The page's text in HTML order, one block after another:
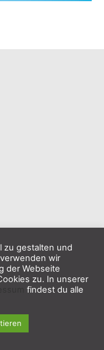
zu gestalten und
wir
der Webseite
zu. In unserer
findest du alle